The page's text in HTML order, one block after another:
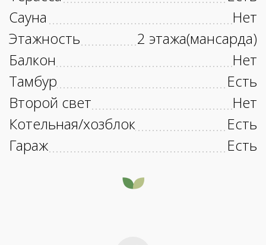
Сауна
Нет
Этажность
2 этажа(мансарда)
Балкон
Нет
Тамбур
Есть
Второй свет
Нет
Котельная/хозблок
Есть
Гараж
Есть